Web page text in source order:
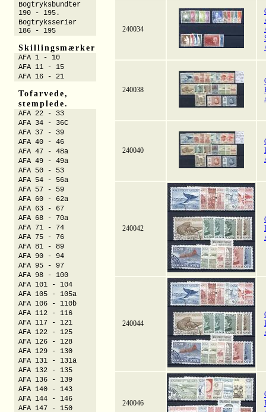
240034
240038
240040
240042
240044
240046
Bogtryksbundter
190 - 195.
Bogtryksserier
186 - 195
Skillingsmærker
AFA 1 - 10
AFA 11 - 15
AFA 16 - 21
Tofarvede,
stemplede.
AFA 22 - 33
AFA 34 - 36C
AFA 37 - 39
AFA 40 - 46
AFA 47 - 48a
AFA 49 - 49a
AFA 50 - 53
AFA 54 - 56a
AFA 57 - 59
AFA 60 - 62a
AFA 63 - 67
AFA 68 - 70a
AFA 71 - 74
AFA 75 - 76
AFA 81 - 89
AFA 90 - 94
AFA 95 - 97
AFA 98 - 100
AFA 101 - 104
AFA 105 - 105a
AFA 106 - 110b
AFA 112 - 116
AFA 117 - 121
AFA 122 - 125
AFA 126 - 128
AFA 129 - 130
AFA 131 - 131a
AFA 132 - 135
AFA 136 - 139
AFA 140 - 143
AFA 144 - 146
AFA 147 - 150